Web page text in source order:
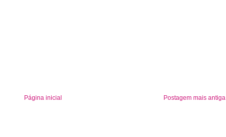
Postagem mais antiga
Página inicial